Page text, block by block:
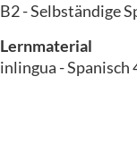
B2 - Selbständige
Lernmaterial
inlingua - Spanisch